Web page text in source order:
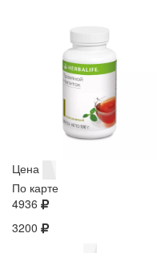
Цена
По карте
4936
3200